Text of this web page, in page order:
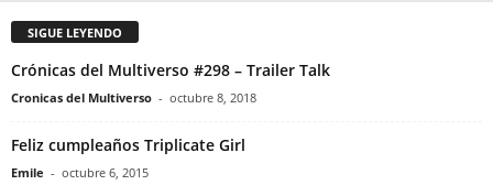
SIGUE LEYENDO
Crónicas del Multiverso #298 – Trailer Talk
Cronicas del Multiverso - octubre 8, 2018
Feliz cumpleaños Triplicate Girl
Emile - octubre 6, 2015